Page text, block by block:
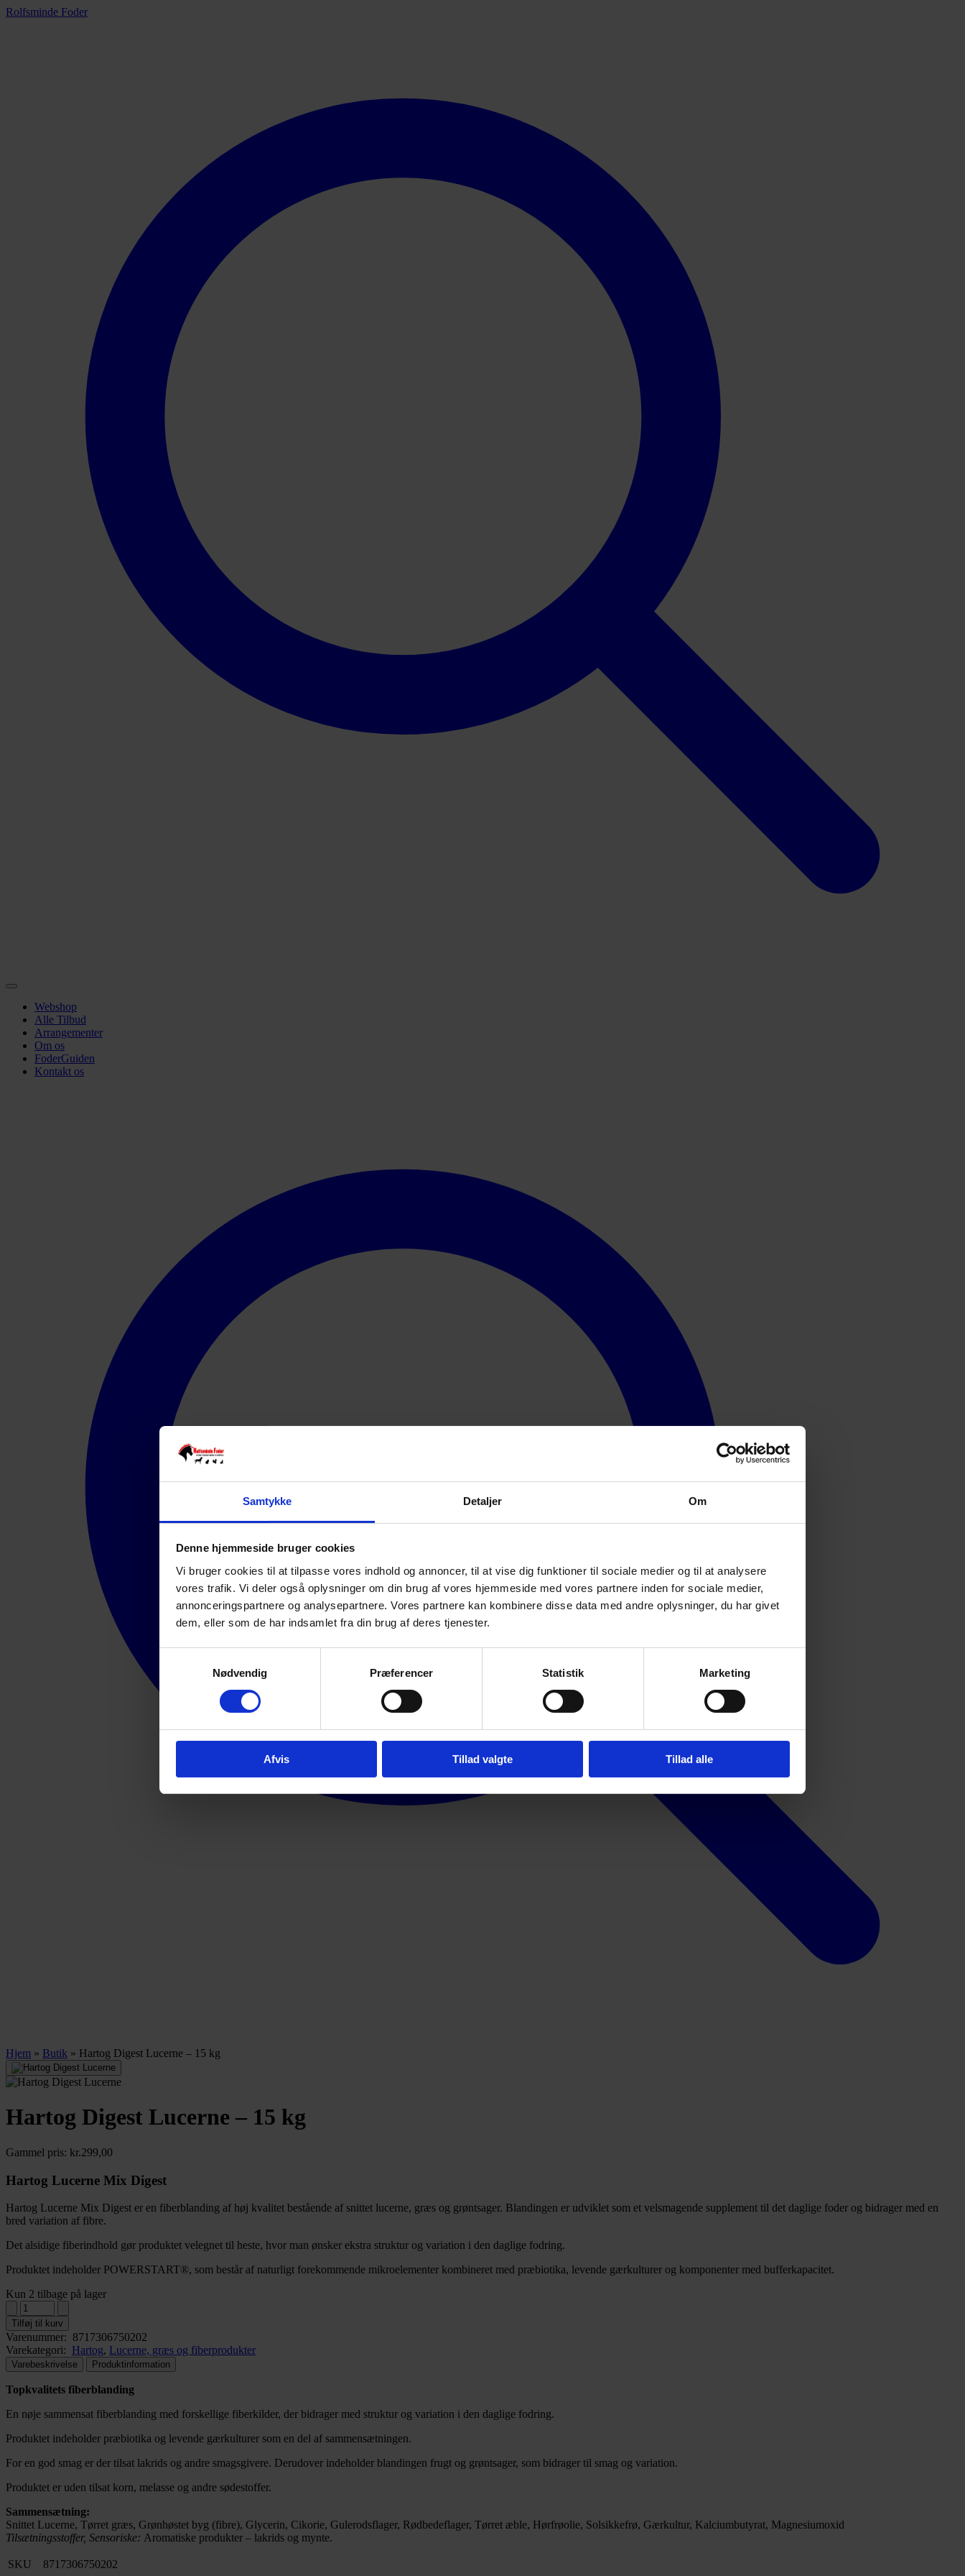
Samtykke Detaljer Om
Denne hjemmeside bruger cookies
Vi bruger cookies til at tilpasse vores indhold og annoncer, til at vise dig funktioner til sociale medier og til at analysere
vores trafik. Vi deler også oplysninger om din brug af vores hjemmeside med vores partnere inden for sociale medier,
annonceringspartnere og analysepartnere. Vores partnere kan kombinere disse data med andre oplysninger, du har givet
dem, eller som de har indsamlet fra din brug af deres tjenester.
Nødvendig
Præferencer Statistik Marketing
Afvis Tillad valgte Tillad alle
Rolfsminde Foder
Webshop
Alle Tilbud
Arrangementer
Om os
FoderGuiden
Kontakt os
Hjem » Butik » Hartog Digest Lucerne – 15 kg
Hartog Digest Lucerne – 15 kg
Gammel pris: kr.299,00
Hartog Lucerne Mix Digest
Hartog Lucerne Mix Digest er en fiberblanding af høj kvalitet bestående af snittet lucerne, græs og grøntsager. Blandingen er udviklet som et velsmagende supplement til det daglige foder og bidrager med en
bred variation af fibre.
Det alsidige fiberindhold gør produktet velegnet til heste, hvor man ønsker ekstra struktur og variation i den daglige fodring.
Produktet indeholder POWERSTART®, som består af naturligt forekommende mikroelementer kombineret med præbiotika, levende gærkulturer og komponenter med bufferkapacitet.
Kun 2 tilbage på lager
Tilføj til kurv
Varenummer: 8717306750202
Varekategori: Hartog, Lucerne, græs og fiberprodukter
Varebeskrivelse Produktinformation
Topkvalitets fiberblanding
En nøje sammensat fiberblanding med forskellige fiberkilder, der bidrager med struktur og variation i den daglige fodring.
Produktet indeholder præbiotika og levende gærkulturer som en del af sammensætningen.
For en god smag er der tilsat lakrids og andre smagsgivere. Derudover indeholder blandingen frugt og grøntsager, som bidrager til smag og variation.
Produktet er uden tilsat korn, melasse og andre sødestoffer.
Sammensætning:
Snittet Lucerne, Tørret græs, Grønhøstet byg (fibre), Glycerin, Cikorie, Gulerodsflager, Rødbedeflager, Tørret æble, Hørfrøolie, Solsikkefrø, Gærkultur, Kalciumbutyrat, Magnesiumoxid
Tilsætningsstoffer, Sensoriske: Aromatiske produkter – lakrids og mynte.
SKU
8717306750202